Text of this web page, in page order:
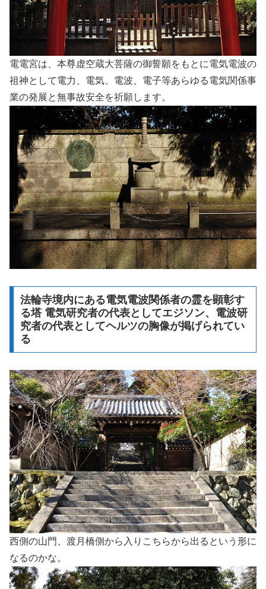
電電宮は、本尊虚空蔵大菩薩の御誓願をもとに電気電波の
祖神として電力、電気、電波、電子等あらゆる電気関係事
業の発展と無事故安全を祈願します。
法輪寺境内にある電気電波関係者の霊を顕彰す
る塔 電気研究者の代表としてエジソン、電波研
究者の代表としてヘルツの胸像が掲げられてい
る
西側の山門、渡月橋側から入りこちらから出るという形に
なるのかな。